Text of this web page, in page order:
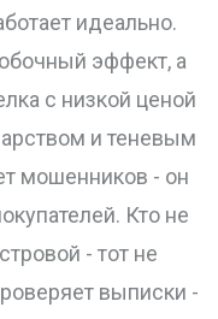
идеально.
эффект, а
с низкой ценой
и теневым
мошенников - он
Кто не
- тот не
выписки -